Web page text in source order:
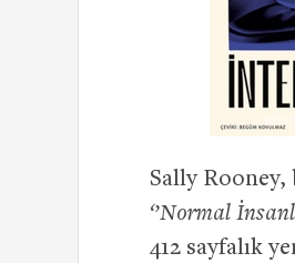
Sally Rooney,
‘’Normal
412 sayfalık